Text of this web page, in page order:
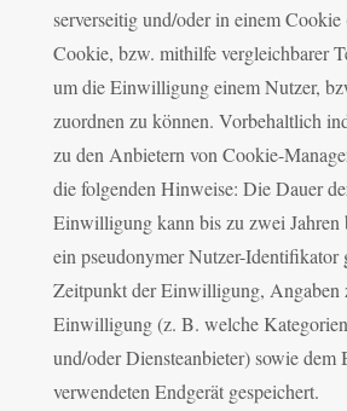
serverseitig und/oder in einem
Cookie, bzw. mithilfe vergleichbarer
um die Einwilligung einem Nutzer,
zuordnen zu können. Vorbehaltlich
zu den Anbietern von Cookie-
die folgenden Hinweise: Die Dauer
Einwilligung kann bis zu zwei
ein pseudonymer Nutzer-Identifikator
Zeitpunkt der Einwilligung, Angaben
Einwilligung (z. B. welche
und/oder Diensteanbieter) sowie dem
verwendeten Endgerät gespeichert.